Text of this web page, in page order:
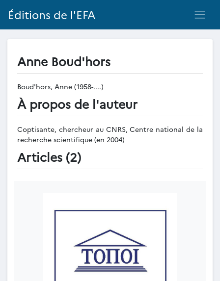
Éditions de l'EFA
Anne Boud'hors
Boud'hors, Anne (1958-....)
À propos de l'auteur
Coptisante, chercheur au CNRS, Centre national de la
recherche scientifique (en 2004)
Articles (2)